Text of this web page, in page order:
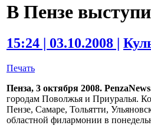
В Пензе
15:24 | 03.10.2008 |
Печать
Пенза, 3 октября 2008.
городам Поволжья и Приуралья.
Пензе, Самаре, Тольятти,
областной филармонии в